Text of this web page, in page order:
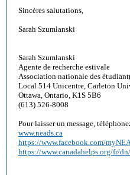
Sincères salutations,
Sarah Szumlanski
Sarah Szumlanski
Agente de recherche estivale
Association nationale des
Local 514 Unicentre, Carleton
Ottawa, Ontario, K1S 5B6
(613) 526-8008
Pour laisser un message,
www.neads.ca
https://www.facebook.com/
https://www.canadahelps.org/fr/